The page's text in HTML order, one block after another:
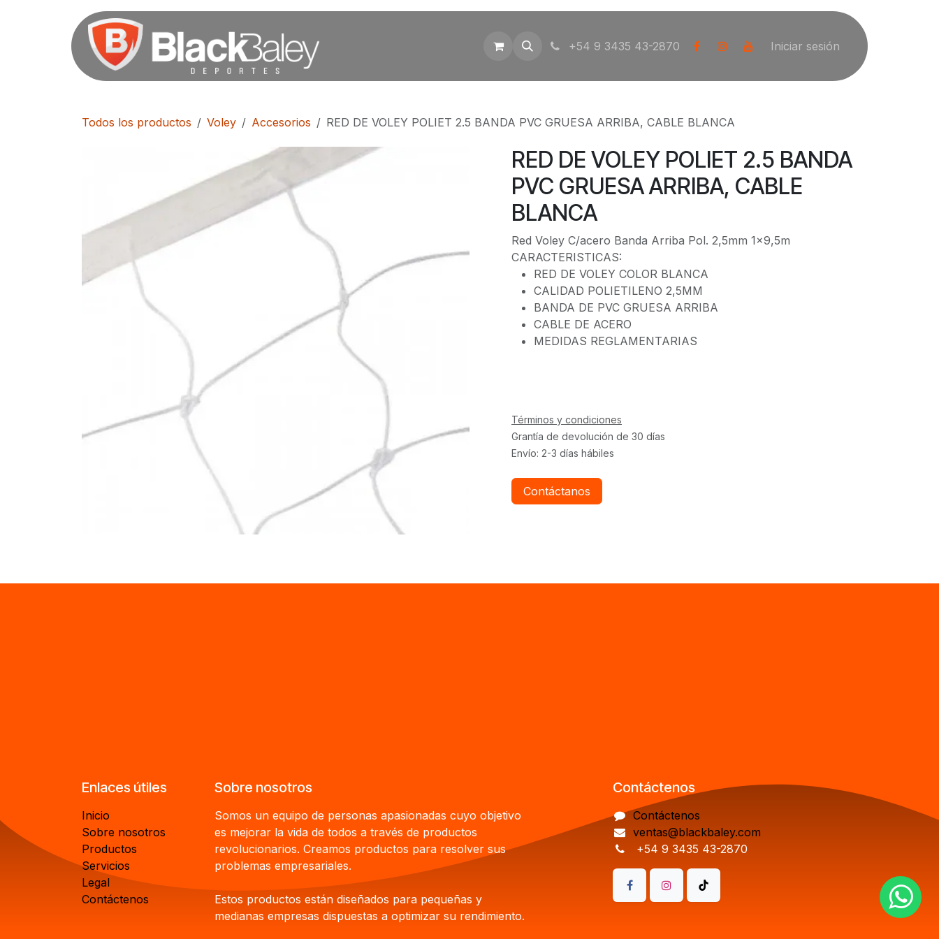
Contáctenos +54 9 3435 43-2870 Iniciar sesión
Todos los productos Voley Accesorios RED DE VOLEY POLIET 2.5 BANDA PVC GRUESA ARRIBA, CABLE BLANCA
RED DE VOLEY POLIET 2.5 BANDA
PVC GRUESA ARRIBA, CABLE
BLANCA
Red Voley C/acero Banda Arriba Pol. 2,5mm 1x9,5m
CARACTERISTICAS:
RED DE VOLEY COLOR BLANCA
CALIDAD POLIETILENO 2,5MM
BANDA DE PVC GRUESA ARRIBA
CABLE DE ACERO
MEDIDAS REGLAMENTARIAS
Términos y condiciones
Grantía de devolución de 30 días
Envío: 2-3 días hábiles
Contáctanos
Enlaces útiles
Inicio
Sobre nosotros
Productos
Servicios
Legal
Contáctenos
Sobre nosotros
Somos un equipo de personas apasionadas cuyo objetivo
es mejorar la vida de todos a través de productos
revolucionarios. Creamos productos para resolver sus
problemas empresariales.
Estos productos están diseñados para pequeñas y
medianas empresas dispuestas a optimizar su rendimiento.
Contáctenos
Contáctenos
ventas@blackbaley.com
+54 9 3435 43-2870